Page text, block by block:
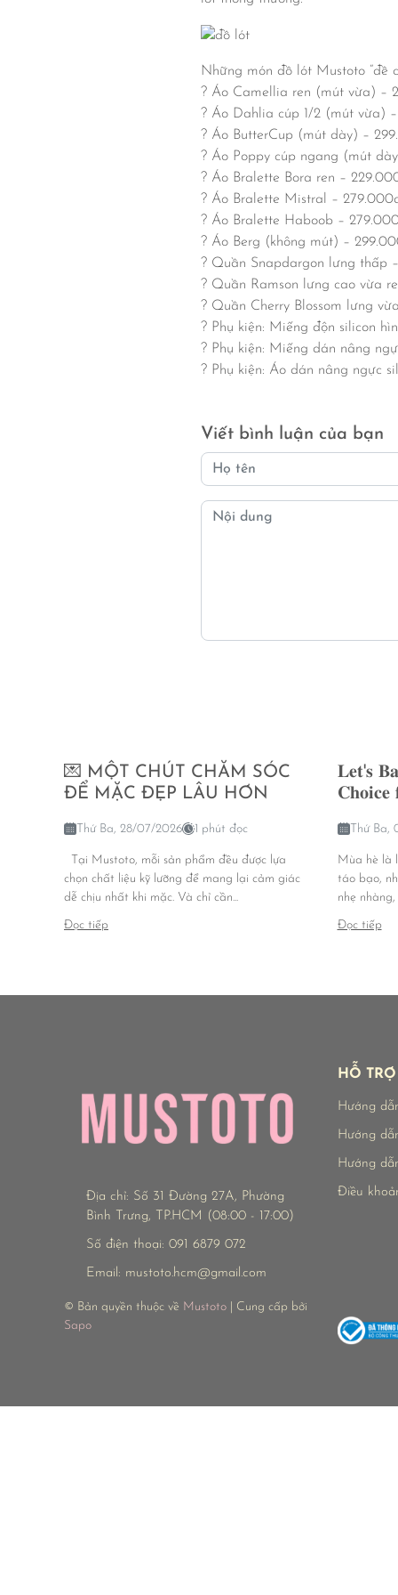
Những món đồ lót Mustoto “đề
? Áo Camellia ren (mút vừa) –
? Áo Dahlia cúp 1/2 (mút vừa)
? Áo ButterCup (mút dày) –
? Áo Poppy cúp ngang (mút
? Áo Bralette Bora ren –
? Áo Bralette Mistral –
? Áo Bralette Haboob –
? Áo Berg (không mút) –
? Quần Snapdargon lưng thấp
? Quần Ramson lưng cao vừa
? Quần Cherry Blossom lưng
? Phụ kiện: Miếng độn silicon
? Phụ kiện: Miếng dán nâng
? Phụ kiện: Áo dán nâng ngực
Viết bình luận của bạn
💌 MỘT CHÚT CHĂM SÓC
ĐỂ MẶC ĐẸP LÂU HƠN
Thứ Ba, 28/07/2026 1 phút đọc
Tại Mustoto, mỗi sản phẩm đều được lựa
chọn chất liệu kỹ lưỡng để mang lại cảm giác
dễ chịu nhất khi mặc. Và chỉ cần...
Đọc tiếp
𝐋𝐞𝐭'𝐬
Thứ Ba,
Mùa hè là
táo bạo,
nhẹ
Đọc tiếp
Địa chỉ: Số 31 Đường 27A, Phường
Bình Trưng, TP.HCM (08:00 - 17:00)
Số điện thoại: 091 6879 072
Email: mustoto.hcm@gmail.com
© Bản quyền thuộc về Mustoto | Cung cấp bởi
Sapo
HỖ
Hướng
Hướng
Hướng
Điều